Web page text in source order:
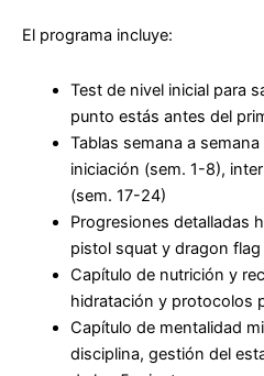
El programa incluye:
Test de nivel inicialpara
punto estás antes del
Tablas semana a semana
iniciación (sem. 1-8),
(sem. 17-24)
Progresiones detalladas
pistol squat y dragon flag
Capítulo de nutrición y
hidratación y protocolos
Capítulo de mentalidad
disciplina, gestión del